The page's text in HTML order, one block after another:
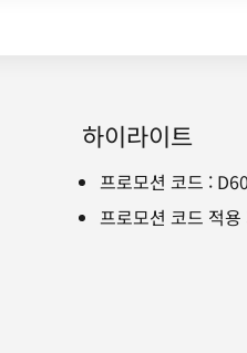
하이라이트
프로모션 코드 : D60
프로모션 코드 적용